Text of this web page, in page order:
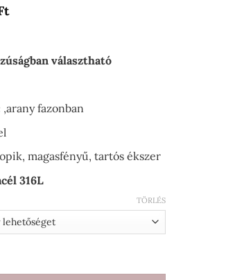
Ártartomány:
8490 Ftválasztható
fazonban
magasfényű, tartós ékszer
316L
TÖRLÉS